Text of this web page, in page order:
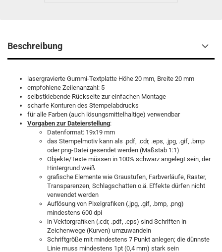
Beschreibung
lasergravierte Gummi-Textplatte Höhe 20 mm, Breite 20 mm
empfohlene Zeilenanzahl: 5
selbstklebende Rückseite zur einfachen Montage
scharfe Konturen des Stempelabdrucks
für alle Farben (auch lösungsmittelhaltige) verwendbar
Vorgaben zur Dateierstellung:
Datenformat: 19x19 mm
das Stempelmotiv kann als .pdf, .cdr, .eps, .jpg, .gif, .bmp
oder png-Datei gesendet werden (Maßstab 1:1)
Objekte/Texte müssen in 100% schwarz angelegt sein, der
Hintergrund weiß
grafische Elemente wie Graustufen, Farbverläufe, Raster,
Transparenzen, Schlagschatten o.ä. Effekte dürfen nicht
verwendet werden
Auflösung von Pixelgrafiken (.jpg, .gif, .bmp, .png)
mindestens 600 dpi
in Vektorgrafiken (.cdr, .pdf, .eps) sind Schriften in
Zeichenwege (Kurven) umzuwandeln
Schriftgröße mit mindestens 7 Punkt anlegen; die dünnste
Linie muss mindestens 1pt (0,4 mm) stark sein